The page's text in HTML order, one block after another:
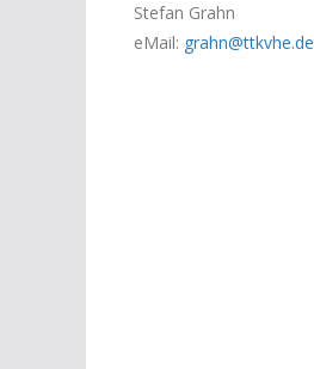
Stefan Grahn
eMail: grahn@ttkvhe.de